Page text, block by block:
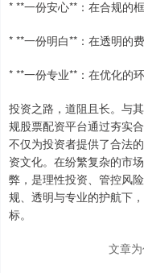
* **一份安心**：在合规的
* **一份明白**：在透明的
* **一份专业**：在优化的
投资之路，道阻且长。与
规股票配资平台通过夯实
不仅为投资者提供了合法
资文化。在纷繁复杂的市
弊，是理性投资、管控风
规、透明与专业的护航下
标。
文章